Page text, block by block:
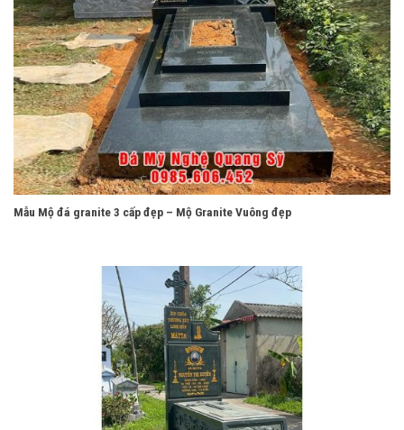
Mẫu Mộ đá granite 3 cấp đẹp – Mộ Granite Vuông đẹp